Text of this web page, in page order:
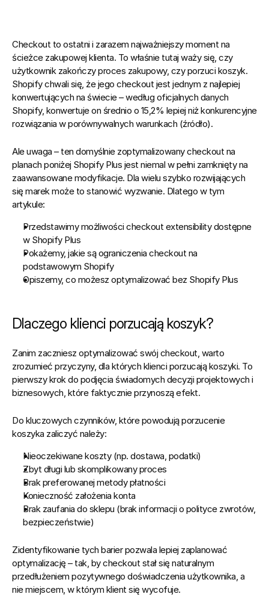
Checkout to ostatni i zarazem najważniejszy moment na
ścieżce zakupowej klienta. To właśnie tutaj waży się, czy
użytkownik zakończy proces zakupowy, czy porzuci koszyk.
Shopify chwali się, że jego checkout jest jednym z najlepiej
konwertujących na świecie – według oficjalnych danych
Shopify, konwertuje on średnio o 15,2% lepiej niż konkurencyjne
rozwiązania w porównywalnych warunkach (źródło).
Ale uwaga – ten domyślnie zoptymalizowany checkout na
planach poniżej Shopify Plus jest niemal w pełni zamknięty na
zaawansowane modyfikacje. Dla wielu szybko rozwijających
się marek może to stanowić wyzwanie. Dlatego w tym
artykule:
Przedstawimy możliwości checkout extensibility dostępne
w Shopify Plus
Pokażemy, jakie są ograniczenia checkout na
podstawowym Shopify
Opiszemy, co możesz optymalizować bez Shopify Plus
Dlaczego klienci porzucają koszyk?
Zanim zaczniesz optymalizować swój checkout, warto
zrozumieć przyczyny, dla których klienci porzucają koszyki. To
pierwszy krok do podjęcia świadomych decyzji projektowych i
biznesowych, które faktycznie przynoszą efekt.
Do kluczowych czynników, które powodują porzucenie
koszyka zaliczyć należy:
Nieoczekiwane koszty (np. dostawa, podatki)
Zbyt długi lub skomplikowany proces
Brak preferowanej metody płatności
Konieczność założenia konta
Brak zaufania do sklepu (brak informacji o polityce zwrotów,
bezpieczeństwie)
Zidentyfikowanie tych barier pozwala lepiej zaplanować
optymalizację – tak, by checkout stał się naturalnym
przedłużeniem pozytywnego doświadczenia użytkownika, a
nie miejscem, w którym klient się wycofuje.